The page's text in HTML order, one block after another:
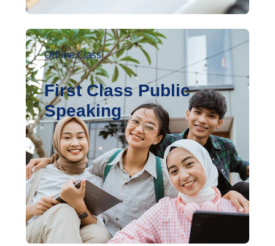
Offline Class
First Class Public
Speaking